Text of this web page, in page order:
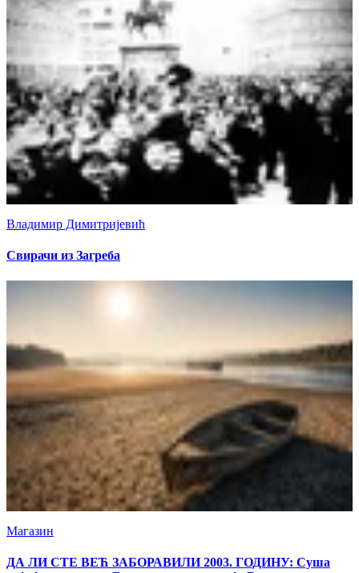
Владимир Димитријевић
Свирачи из Загреба
Магазин
ДА ЛИ СТЕ ВЕЋ ЗАБОРАВИЛИ 2003. ГОДИНУ: Суша